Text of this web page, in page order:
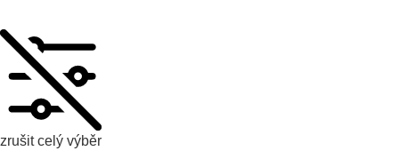
zrušit celý výběr